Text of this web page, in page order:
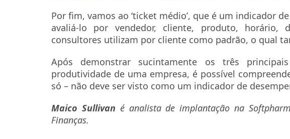
Por fim, vamos ao ‘ticket médio’, que é um indicador
avaliá-lo por vendedor, cliente, produto, horário,
consultores utilizam por cliente como padrão, o qual
Após demonstrar sucintamente os três
produtividade de uma empresa, é possível
só – não deve ser visto como um indicador de
Maico Sullivan é analista de implantação na
Finanças.